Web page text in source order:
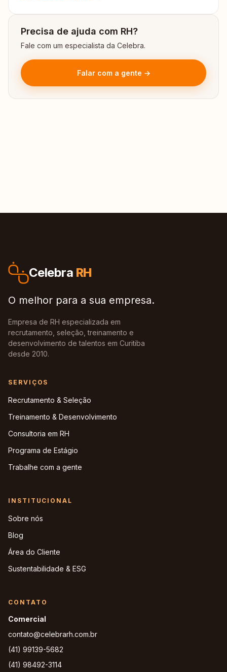
Precisa de ajuda com RH?
Fale com um especialista da Celebra.
Falar com a gente →
Celebra RH
O melhor para a sua empresa.
Empresa de RH especializada em
recrutamento, seleção, treinamento e
desenvolvimento de talentos em Curitiba
desde 2010.
SERVIÇOS
Recrutamento & Seleção
Treinamento & Desenvolvimento
Consultoria em RH
Programa de Estágio
Trabalhe com a gente
INSTITUCIONAL
Sobre nós
Blog
Área do Cliente
Sustentabilidade & ESG
CONTATO
Comercial
contato@celebrarh.com.br
(41) 99139-5682
(41) 98492-3114